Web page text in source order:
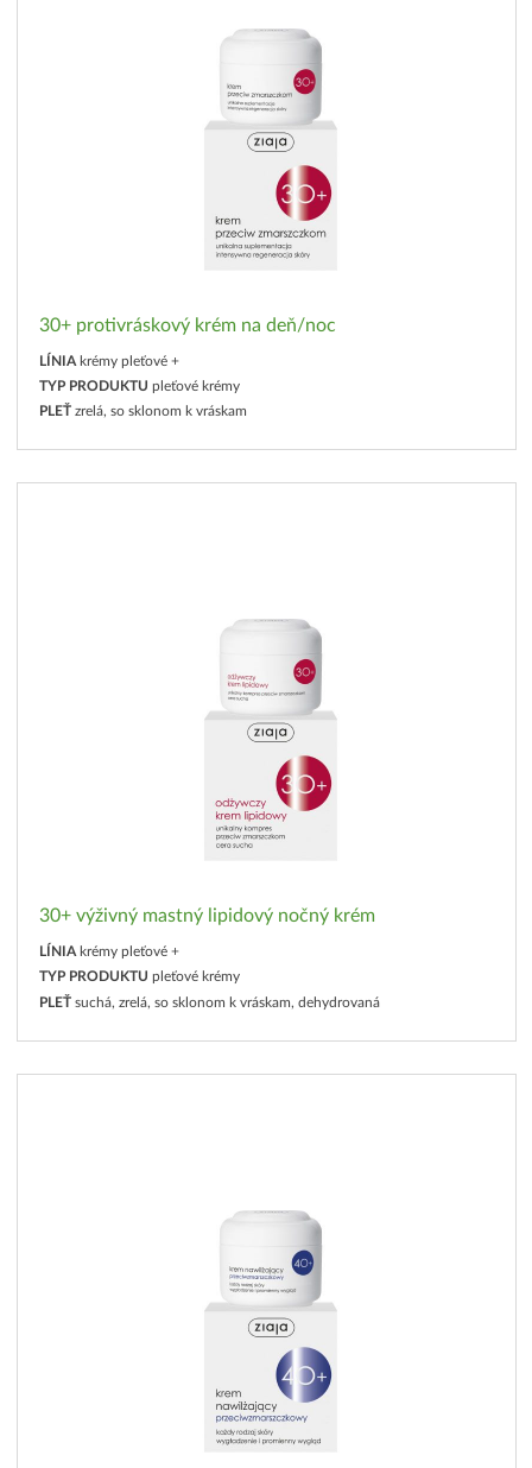
30+ protivráskový krém na deň/noc
LÍNIA krémy pleťové +
TYP PRODUKTU pleťové krémy
PLEŤ zrelá, so sklonom k vráskam
30+ výživný mastný lipidový nočný krém
LÍNIA krémy pleťové +
TYP PRODUKTU pleťové krémy
PLEŤ suchá, zrelá, so sklonom k vráskam, dehydrovaná